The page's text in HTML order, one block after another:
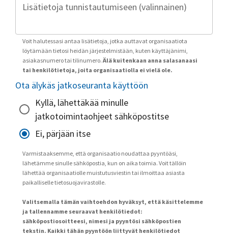
Lisätietoja tunnistautumiseen (valinnainen)
Voit halutessasi antaa lisätietoja, jotka auttavat organisaatiota
löytämään tietosi heidän järjestelmistään, kuten käyttäjänimi,
asiakasnumero tai tilinumero. Älä kuitenkaan anna salasanaasi
tai henkilötietoja, joita organisaatiolla ei vielä ole.
Ota älykäs jatkoseuranta käyttöön
Kyllä, lähettäkää minulle
jatkotoimintaohjeet sähköpostitse
Ei, pärjään itse
Varmistaaksemme, että organisaatio noudattaa pyyntöäsi,
lähetämme sinulle sähköpostia, kun on aika toimia. Voit tällöin
lähettää organisaatiolle muistutusviestin tai ilmoittaa asiasta
paikalliselle tietosuojavirastolle.
Valitsemalla tämän vaihtoehdon hyväksyt, että käsittelemme
ja tallennamme seuraavat henkilötiedot:
sähköpostiosoitteesi, nimesi ja pyyntösi sähköpostien
tekstin. Kaikki tähän pyyntöön liittyvät henkilötiedot